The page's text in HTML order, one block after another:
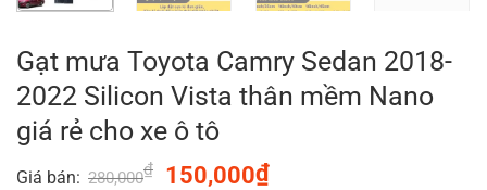
Gạt mưa Toyota Camry Sedan 2018-
2022 Silicon Vista thân mềm Nano
giá rẻ cho xe ô tô
Giá bán: 280,000₫
Original
150,000₫Current